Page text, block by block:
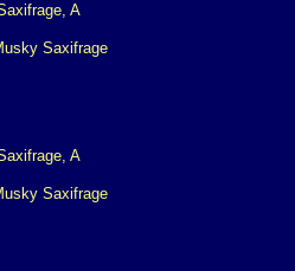
Saxifrage
Saxifrage